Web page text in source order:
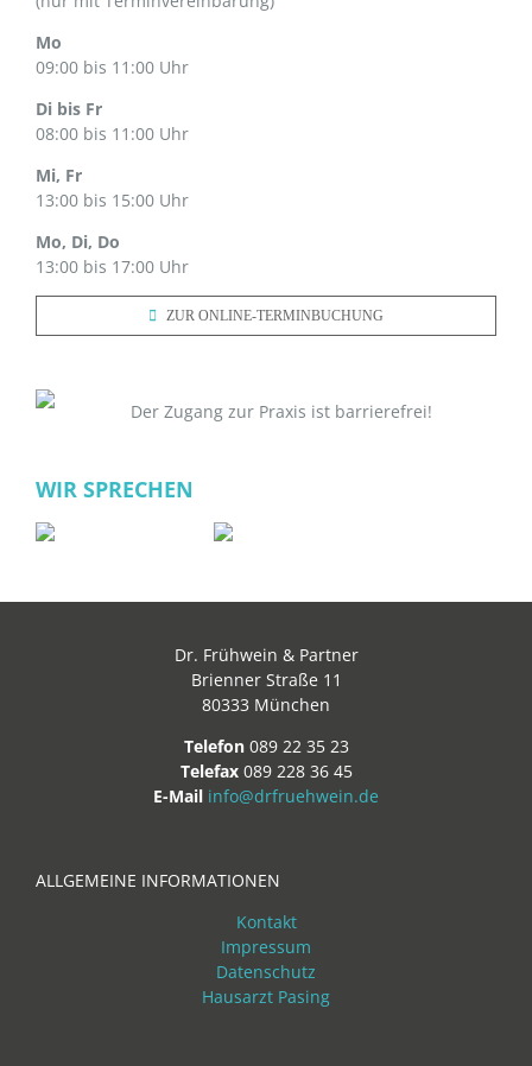
Mo
09:00 bis 11:00 Uhr
Di bis Fr
08:00 bis 11:00 Uhr
Mi, Fr
13:00 bis 15:00 Uhr
Mo, Di, Do
13:00 bis 17:00 Uhr
ZUR ONLINE-TERMINBUCHUNG
Der Zugang zur Praxis ist barrierefrei!
WIR SPRECHEN
Dr. Frühwein & Partner
Brienner Straße 11
80333 München
Telefon089 22 35 23
Telefax089 228 36 45
E-Mail info@drfruehwein.de
ALLGEMEINE INFORMATIONEN
Kontakt
Impressum
Datenschutz
Hausarzt Pasing